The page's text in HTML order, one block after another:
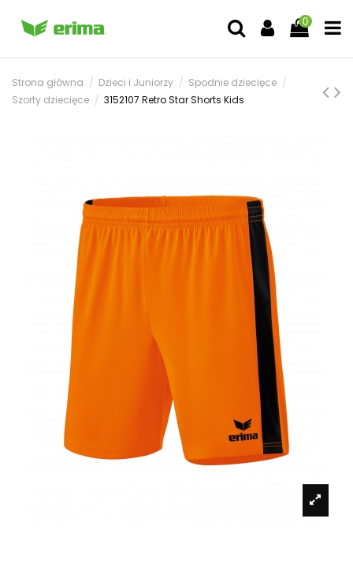
0
Strona główna Dzieci i Juniorzy
Spodnie dziecięce
Szorty dziecięce
3152107 Retro Star Shorts Kids